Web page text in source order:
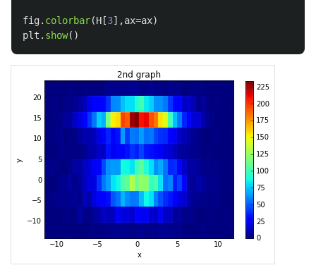
fig. colorbar(H [3],ax=ax)
plt . show()